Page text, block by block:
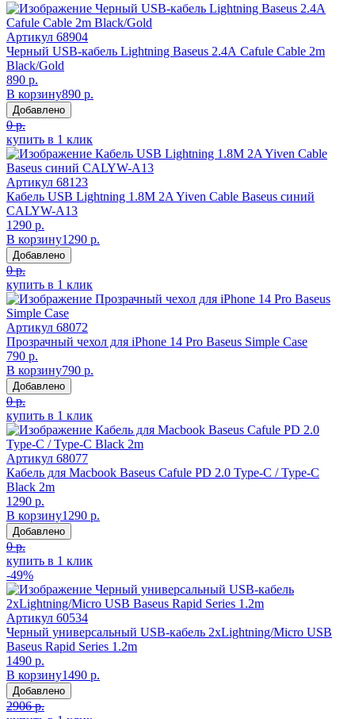
Артикул 68904
Черный USB-кабель Lightning Baseus 2.4А Cafule Cable 2m
Black/Gold
890 р.
В корзину890 р.
Добавлено
0 р.
купить в 1 клик
Артикул 68123
Кабель USB Lightning 1.8M 2A Yiven Cable Baseus синий
CALYW-A13
1290 р.
В корзину1290 р.
Добавлено
0 р.
купить в 1 клик
Артикул 68072
Прозрачный чехол для iPhone 14 Pro Baseus Simple Case
790 р.
В корзину790 р.
Добавлено
0 р.
купить в 1 клик
Артикул 68077
Кабель для Macbook Baseus Cafule PD 2.0 Type-C / Type-C
Black 2m
1290 р.
В корзину1290 р.
Добавлено
0 р.
купить в 1 клик
-49%
Артикул 60534
Черный универсальный USB-кабель 2хLightning/Micro USB
Baseus Rapid Series 1.2m
1490 р.
В корзину1490 р.
Добавлено
2906 р.